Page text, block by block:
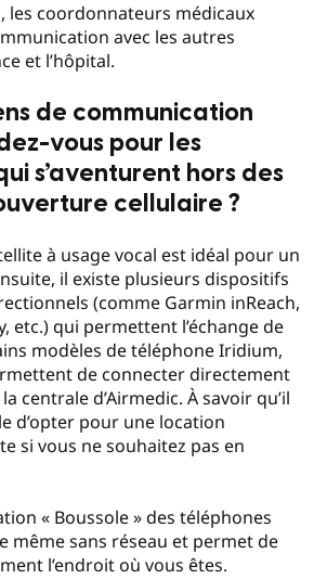
les coordonnateurs médicaux
avec les autres
et l’hôpital.
de communication
vous pour les
s’aventurent hors des
cellulaire ?
à usage vocal est idéal pour un
il existe plusieurs dispositifs
(comme Garmin inReach,
etc.) qui permettent l’échange de
modèles de téléphone Iridium,
de connecter directement
centrale d’Airmedic. À savoir qu’il
d’opter pour une location
si vous ne souhaitez pas en
« Boussole » des téléphones
même sans réseau et permet de
l’endroit où vous êtes.